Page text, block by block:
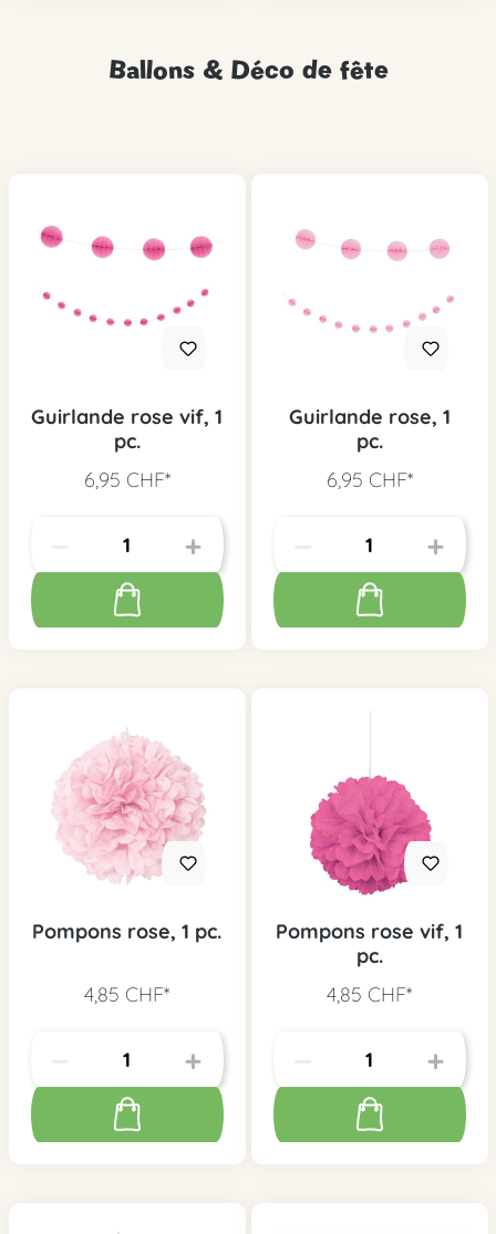
Ballons & Déco de fête
Guirlande rose vif, 1
pc.
6,95 CHF*
Guirlande rose, 1
pc.
6,95 CHF*
Pompons rose, 1 pc.
4,85 CHF*
Pompons rose vif, 1
pc.
4,85 CHF*